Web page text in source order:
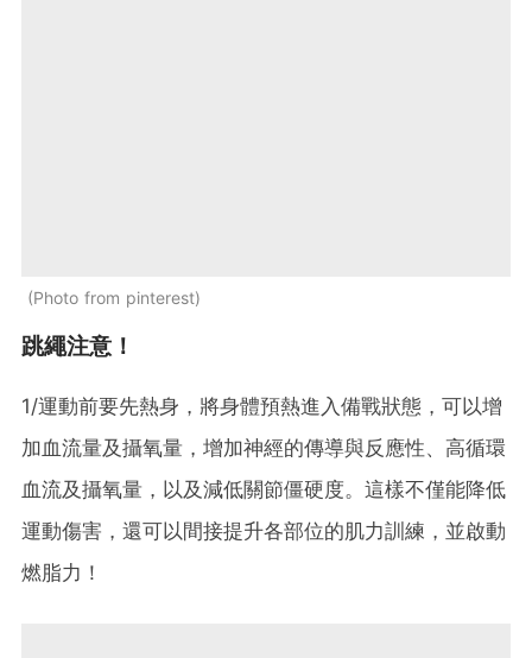
Photo from pinterest
跳繩注意！
1/運動前要先熱身，將身體預熱進入備戰狀態，可以增
加血流量及攝氧量，增加神經的傳導與反應性、高循環
血流及攝氧量，以及減低關節僵硬度。這樣不僅能降低
運動傷害，還可以間接提升各部位的肌力訓練，並啟動
燃脂力！